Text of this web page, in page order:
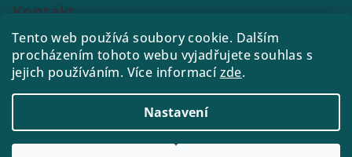
Tento web používá soubory cookie. Dalším
procházením tohoto webu vyjadřujete souhlas s
jejich používáním. Více informacízde.
Nastavení
Kontakt
e-shop @ drink21.cz
773288221
. Všechna práva vyhrazena.